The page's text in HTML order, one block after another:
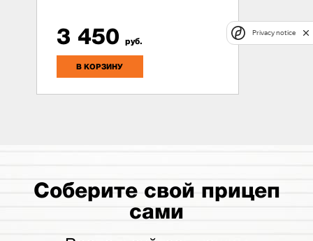
3 450 руб.
В КОРЗИНУ
Соберите свой прицеп
сами
Privacy notice